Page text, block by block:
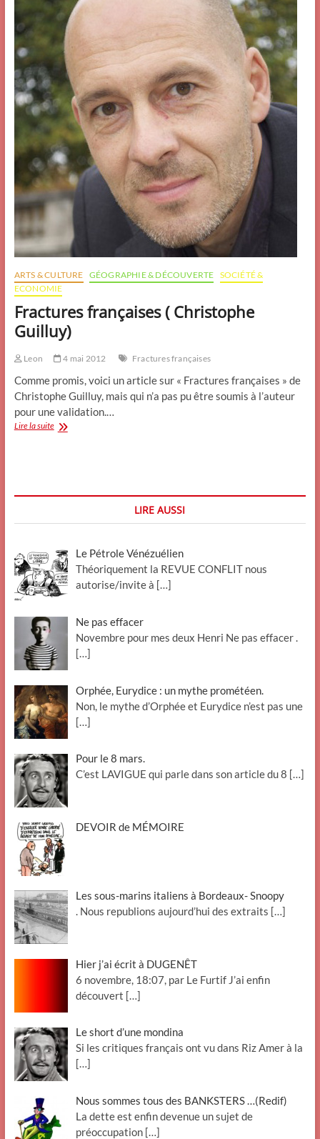
ARTS & CULTURE GÉOGRAPHIE & DÉCOUVERTE SOCIÉTÉ &
ECONOMIE
Fractures françaises ( Christophe
Guilluy)
Leon 4 mai 2012 Fractures françaises
Comme promis, voici un article sur « Fractures françaises » de
Christophe Guilluy, mais qui n’a pas pu être soumis à l’auteur
pour une validation.…
Lire la suiteFractures
LIRE AUSSI
Le Pétrole Vénézuélien
Théoriquement la REVUE CONFLIT nous
autorise/invite à […]
Ne pas effacer
Novembre pour mes deux Henri Ne pas effacer .
[…]
Orphée, Eurydice : un mythe prométéen.
Non, le mythe d’Orphée et Eurydice n’est pas une
[…]
Pour le 8 mars.
C’est LAVIGUE qui parle dans son article du 8 […]
DEVOIR de MÉMOIRE
Les sous-marins italiens à Bordeaux- Snoopy
. Nous republions aujourd’hui des extraits […]
Hier j’ai écrit à DUGENÊT
6 novembre, 18:07, par Le Furtif J’ai enfin
découvert […]
Le short d’une mondina
Si les critiques français ont vu dans Riz Amer à la
[…]
Nous sommes tous des BANKSTERS …(Redif)
La dette est enfin devenue un sujet de
préoccupation […]